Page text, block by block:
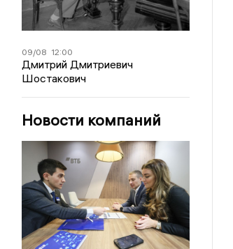
09/08 12:00
Дмитрий Дмитриевич
Шостакович
Новости компаний